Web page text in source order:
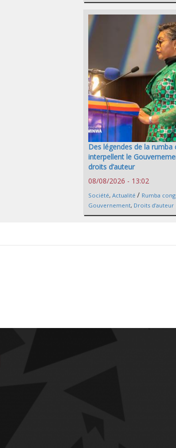
Des légendes de la rumba
interpellent le
droits d’auteur
08/08/2026 - 13:02
Société, Actualité / Rumba
Gouvernement, Droits d’auteur